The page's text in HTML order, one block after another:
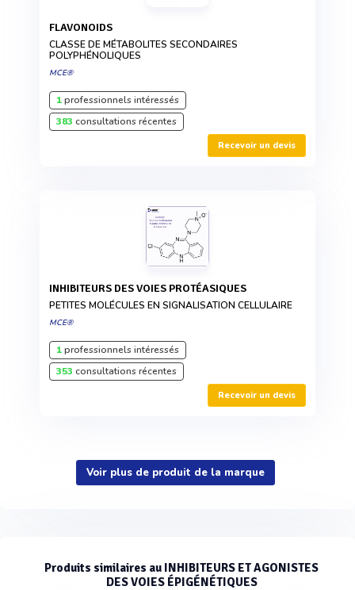
FLAVONOIDS
CLASSE DE MÉTABOLITES SECONDAIRES
POLYPHÉNOLIQUES
MCE®
1professionnels intéressés
383 consultations récentes
Recevoir un devis
INHIBITEURS DES VOIES PROTÉASIQUES
PETITES MOLÉCULES EN SIGNALISATION CELLULAIRE
MCE®
1professionnels intéressés
353 consultations récentes
Recevoir un devis
Voir plus de produit de la marque
Produits similaires au INHIBITEURS ET AGONISTES
DES VOIES ÉPIGÉNÉTIQUES